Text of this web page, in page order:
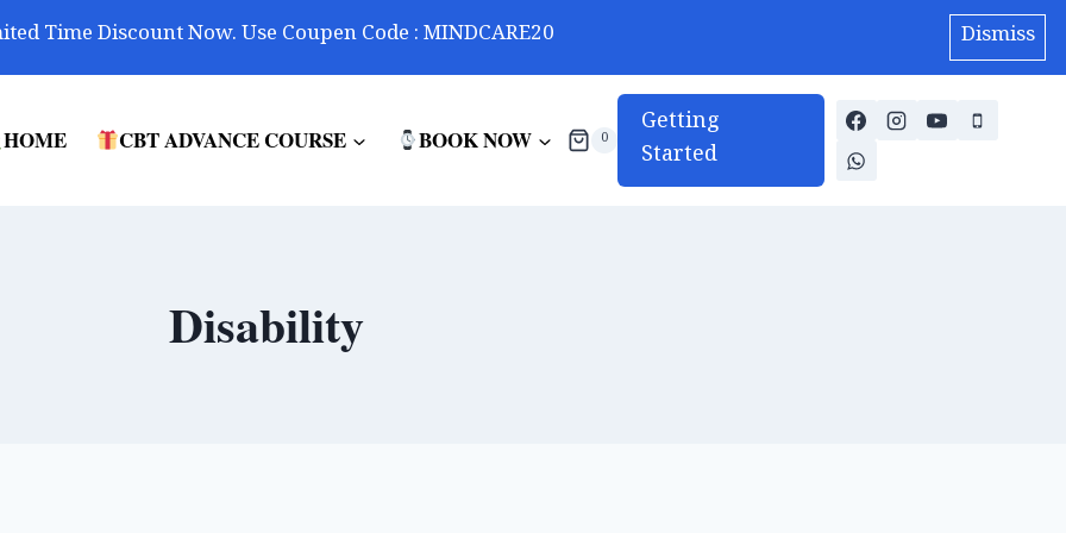
Time Discount Now. Use Coupen Code : MINDCARE20 Dismiss
HOME CBT ADVANCE COURSE BOOK NOW 0
Getting
Started
Disability